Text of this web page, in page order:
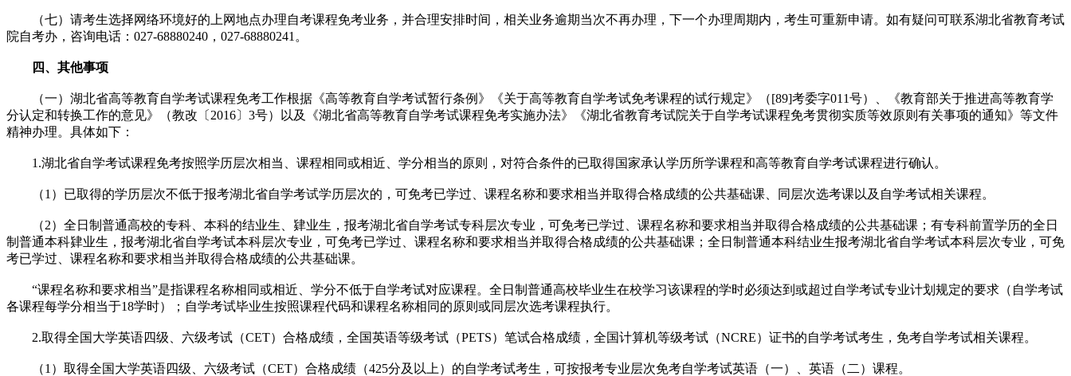
（七）请考生选择网络环境好的上网地点办理自考课程免考业务，并合理安排时间，相关业务逾期当次不再办理，下一个办理周期内，考生可重新申请。如有疑问可联系湖北省教育考试
院自考办，咨询电话：027-68880240，027-68880241。
四、其他事项
（一）湖北省高等教育自学考试课程免考工作根据《高等教育自学考试暂行条例》《关于高等教育自学考试免考课程的试行规定》（[89]考委字011号）、《教育部关于推进高等教育学
分认定和转换工作的意见》（教改〔2016〕3号）以及《湖北省高等教育自学考试课程免考实施办法》《湖北省教育考试院关于自学考试课程免考贯彻实质等效原则有关事项的通知》等文件
精神办理。具体如下：
1.湖北省自学考试课程免考按照学历层次相当、课程相同或相近、学分相当的原则，对符合条件的已取得国家承认学历所学课程和高等教育自学考试课程进行确认。
（1）已取得的学历层次不低于报考湖北省自学考试学历层次的，可免考已学过、课程名称和要求相当并取得合格成绩的公共基础课、同层次选考课以及自学考试相关课程。
（2）全日制普通高校的专科、本科的结业生、肄业生，报考湖北省自学考试专科层次专业，可免考已学过、课程名称和要求相当并取得合格成绩的公共基础课；有专科前置学历的全日
制普通本科肄业生，报考湖北省自学考试本科层次专业，可免考已学过、课程名称和要求相当并取得合格成绩的公共基础课；全日制普通本科结业生报考湖北省自学考试本科层次专业，可免
考已学过、课程名称和要求相当并取得合格成绩的公共基础课。
“课程名称和要求相当”是指课程名称相同或相近、学分不低于自学考试对应课程。全日制普通高校毕业生在校学习该课程的学时必须达到或超过自学考试专业计划规定的要求（自学考试
各课程每学分相当于18学时）；自学考试毕业生按照课程代码和课程名称相同的原则或同层次选考课程执行。
2.取得全国大学英语四级、六级考试（CET）合格成绩，全国英语等级考试（PETS）笔试合格成绩，全国计算机等级考试（NCRE）证书的自学考试考生，免考自学考试相关课程。
（1）取得全国大学英语四级、六级考试（CET）合格成绩（425分及以上）的自学考试考生，可按报考专业层次免考自学考试英语（一）、英语（二）课程。